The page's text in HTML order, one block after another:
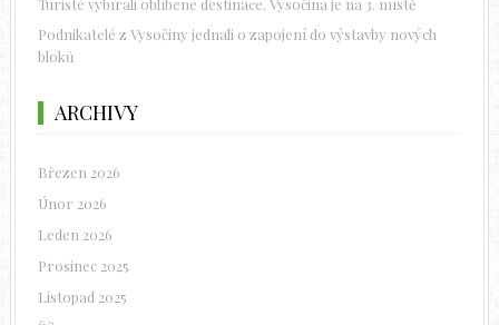
Turisté vybírali oblíbené destinace. Vysočina je na 3. místě
Podnikatelé z Vysočiny jednali o zapojení do výstavby nových
bloků
ARCHIVY
Březen 2026
Únor 2026
Leden 2026
Prosinec 2025
Listopad 2025